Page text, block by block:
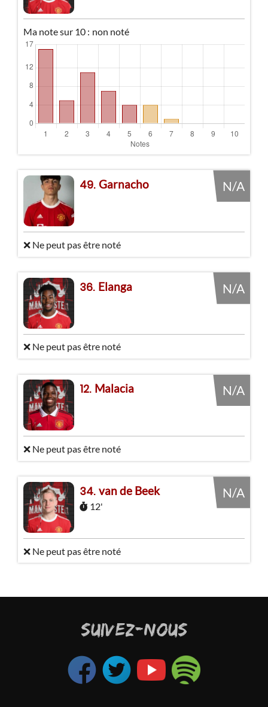
Ma note sur 10 : non noté
49 Garnacho N/A
❌ Ne peut pas être noté
36 Elanga N/A
❌ Ne peut pas être noté
12 Malacia N/A
❌ Ne peut pas être noté
34 van de Beek
12'
N/A
❌ Ne peut pas être noté
SUIVEZ-NOUS